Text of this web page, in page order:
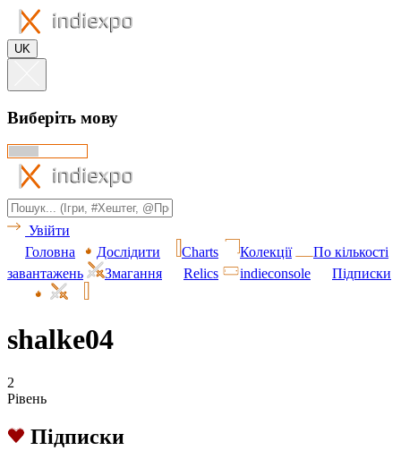
UK
Виберіть мову
Увійти
Головна
Дослідити Charts Колекції
По кількості
завантажень
Змагання Relics indieconsole Підписки
shalke04
2
Рівень
Підписки